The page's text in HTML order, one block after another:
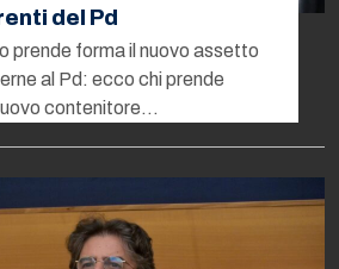
del Pd
prende forma il nuovo assetto
al Pd: ecco chi prende
contenitore…